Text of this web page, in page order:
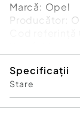
Marcă: Opel
Producător:
Cod referinţă
Garanție
Specificații
Stare